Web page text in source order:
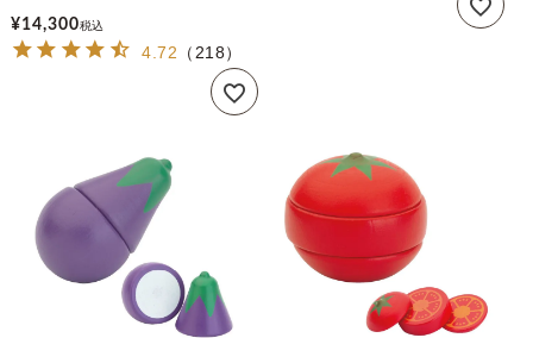
¥14,300税込
4.72 （218）